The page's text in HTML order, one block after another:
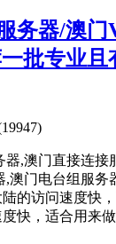
务器/澳门
批专业且
,澳门直接连接
,澳门电台组服务
的访问速度快
快，适合用来